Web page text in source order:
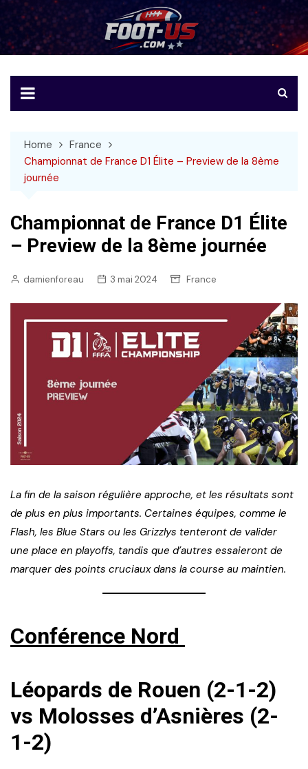
to
content
Foot-US
Le football américain en français
Home
France
Championnat de France D1 Élite – Preview de la 8ème
journée
Championnat de France D1 Élite
– Preview de la 8ème journée
damienforeau 3 mai 2024 France
La fin de la saison régulière approche, et les résultats sont
de plus en plus importants. Certaines équipes, comme le
Flash, les Blue Stars ou les Grizzlys tenteront de valider
une place en playoffs, tandis que d’autres essaieront de
marquer des points cruciaux dans la course au maintien.
Conférence Nord
Léopards de Rouen (2-1-2)
vs Molosses d’Asnières (2-
1-2)